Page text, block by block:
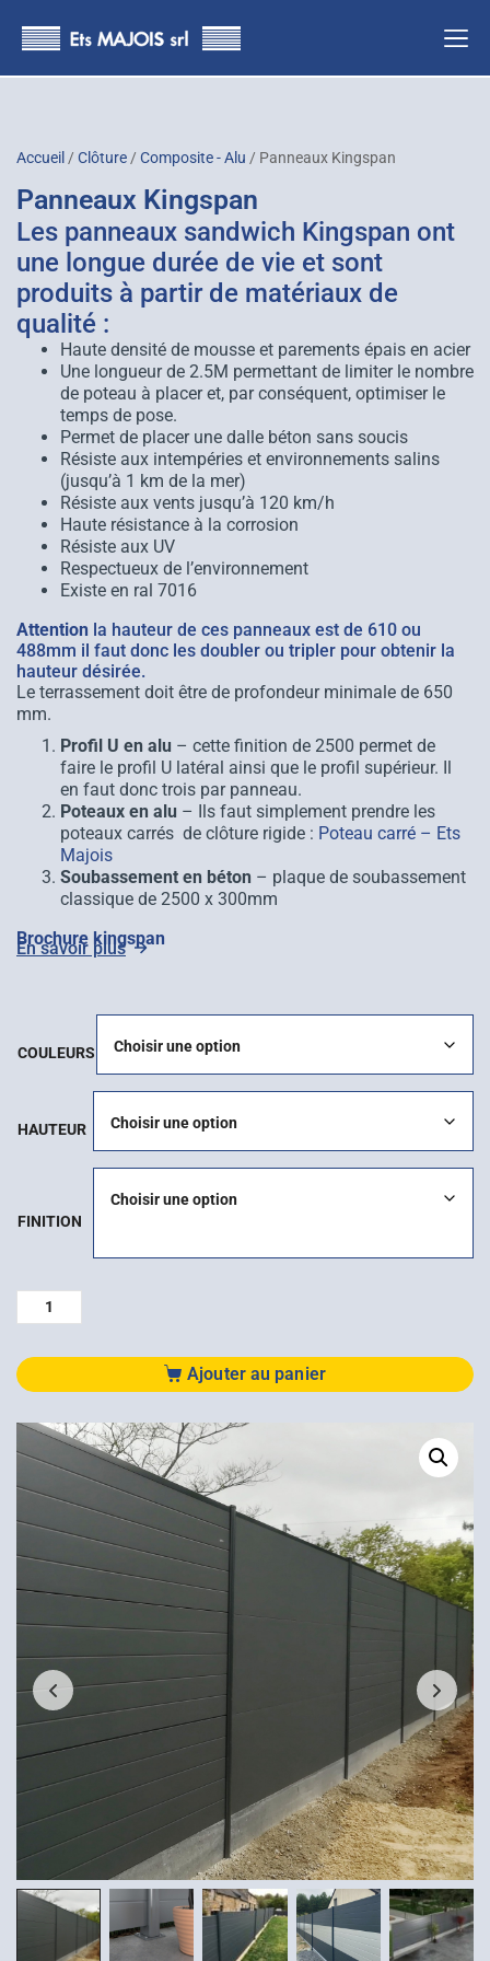
Accueil / Clôture / Composite - Alu / Panneaux Kingspan
Panneaux Kingspan
Les panneaux sandwich Kingspan ont
une longue durée de vie et sont
produits à partir de matériaux de
qualité :
Haute densité de mousse et parements épais en acier
Une longueur de 2.5M permettant de limiter le nombre
de poteau à placer et, par conséquent, optimiser le
temps de pose.
Permet de placer une dalle béton sans soucis
Résiste aux intempéries et environnements salins
(jusqu’à 1 km de la mer)
Résiste aux vents jusqu’à 120 km/h
Haute résistance à la corrosion
Résiste aux UV
Respectueux de l’environnement
Existe en ral 7016
Attention la hauteur de ces panneaux est de 610 ou
488mm il faut donc les doubler ou tripler pour obtenir la
hauteur désirée.
Le terrassement doit être de profondeur minimale de 650
mm.
Profil U en alu – cette finition de 2500 permet de
faire le profil U latéral ainsi que le profil supérieur. Il
en faut donc trois par panneau.
Poteaux en alu – Ils faut simplement prendre les
poteaux carrés de clôture rigide : Poteau carré – Ets
Majois
Soubassement en béton – plaque de soubassement
classique de 2500 x 300mm
Brochure kingspan
En savoir plus
COULEURS
HAUTEUR
FINITION
Ajouter au panier